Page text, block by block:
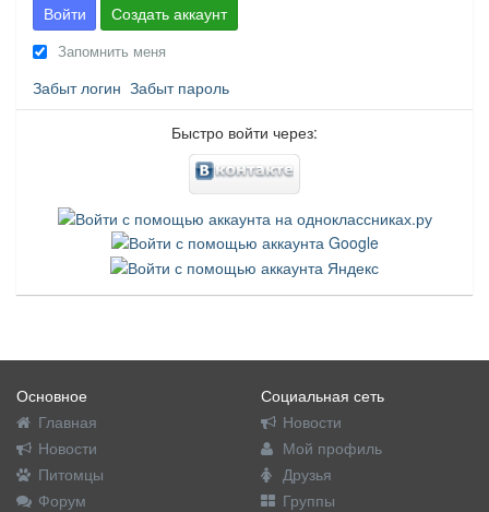
Войти Создать аккаунт
Запомнить меня
Забыт логин Забыт пароль
Быстро войти через:
Основное
Главная
Новости
Питомцы
Форум
Социальная сеть
Новости
Мой профиль
Друзья
Группы